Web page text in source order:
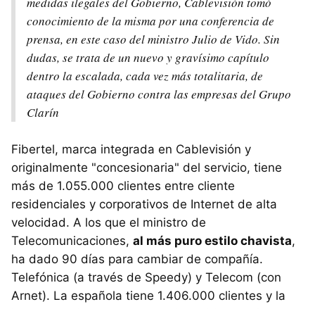
conocimiento de la misma por una conferencia de
prensa, en este caso del ministro Julio de Vido. Sin
dudas, se trata de un nuevo y gravísimo capítulo
dentro la escalada, cada vez más totalitaria, de
ataques del Gobierno contra las empresas del Grupo
Clarín
Fibertel, marca integrada en Cablevisión y
originalmente "concesionaria" del servicio, tiene
más de 1.055.000 clientes entre cliente
residenciales y corporativos de Internet de alta
velocidad. A los que el ministro de
Telecomunicaciones, al más puro estilo chavista,
ha dado 90 días para cambiar de compañía.
Telefónica (a través de Speedy) y Telecom (con
Arnet). La española tiene 1.406.000 clientes y la